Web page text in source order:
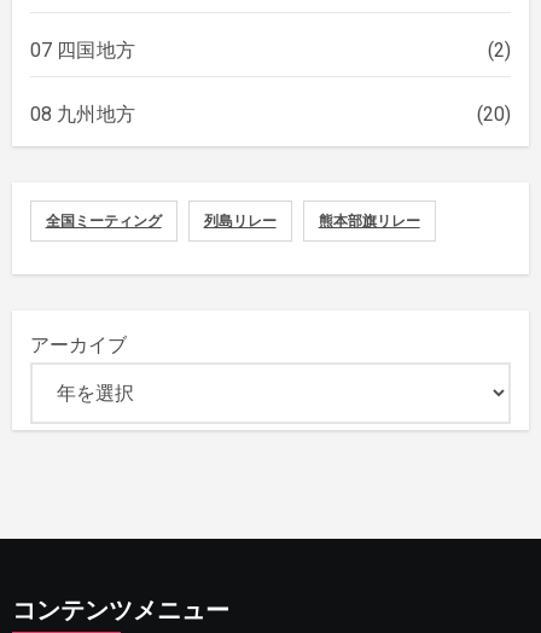
07 四国地方 (2)
08 九州地方 (20)
全国ミーティング 列島リレー 熊本部旗リレー
アーカイブ
コンテンツメニュー